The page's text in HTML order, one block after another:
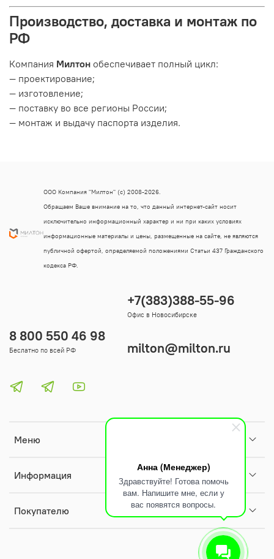
Анна (Менеджер)
Здравствуйте! Готова помочь
вам. Напишите мне, если у
вас появятся вопросы.
Производство, доставка и монтаж по
РФ
Компания Милтон обеспечивает полный цикл:
— проектирование;
— изготовление;
— поставку во все регионы России;
— монтаж и выдачу паспорта изделия.
Меню
Информация
Покупателю
8 800 550 46 98
Беслатно по всей РФ
+7(383)388-55-96
Офис в Новосибирске
milton@milton.ru
ООО Компания "Милтон" (с) 2008-2026.
Обращаем Ваше внимание на то, что данный интернет-сайт носит
исключительно информационный характер и ни при каких условиях
информационные материалы и цены, размещенные на сайте, не являются
публичной офертой, определяемой положениями Статьи 437 Гражданского
кодекса РФ.